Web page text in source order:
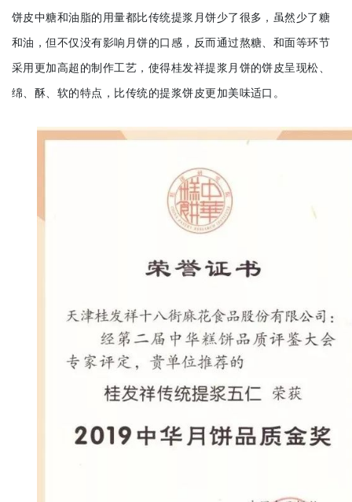
饼皮中糖和油脂的用量都比传统提浆月饼少了很多，虽然少了糖
和油，但不仅没有影响月饼的口感，反而通过熬糖、和面等环节
采用更加高超的制作工艺，使得桂发祥提浆月饼的饼皮呈现松、
绵、酥、软的特点，比传统的提浆饼皮更加美味适口。